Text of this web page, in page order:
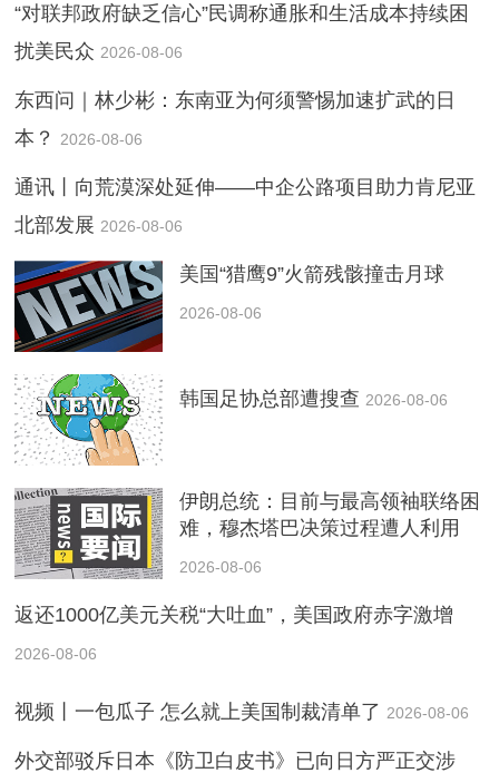
“对联邦政府缺乏信心”民调称通胀和生活成本持续困
扰美民众 2026-08-06
东西问｜林少彬：东南亚为何须警惕加速扩武的日
本？
2026-08-06
通讯丨向荒漠深处延伸——中企公路项目助力肯尼亚
北部发展 2026-08-06
美国“猎鹰9”火箭残骸撞击月球
2026-08-06
韩国足协总部遭搜查 2026-08-06
伊朗总统：目前与最高领袖联络困
难，穆杰塔巴决策过程遭人利用
2026-08-06
返还1000亿美元关税“大吐血”，美国政府赤字激增
2026-08-06
视频丨一包瓜子 怎么就上美国制裁清单了 2026-08-06
外交部驳斥日本《防卫白皮书》已向日方严正交涉